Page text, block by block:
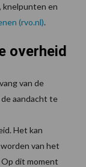
knelpunten en
(rvo.nl).
overheid
van de
aandacht te
Het kan
van het
dit moment